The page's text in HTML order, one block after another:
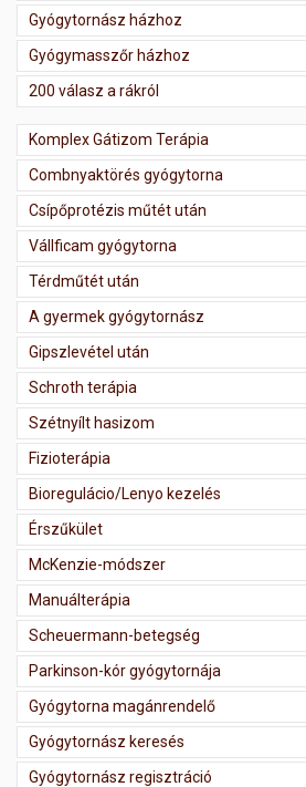
Gyógytornász házhoz
Gyógymasszőr házhoz
200 válasz a rákról
Komplex Gátizom Terápia
Combnyaktörés gyógytorna
Csípőprotézis műtét után
Vállficam gyógytorna
Térdműtét után
A gyermek gyógytornász
Gipszlevétel után
Schroth terápia
Szétnyílt hasizom
Fizioterápia
Bioregulácio/Lenyo kezelés
Érszűkület
McKenzie-módszer
Manuálterápia
Scheuermann-betegség
Parkinson-kór gyógytornája
Gyógytorna magánrendelő
Gyógytornász keresés
Gyógytornász regisztráció